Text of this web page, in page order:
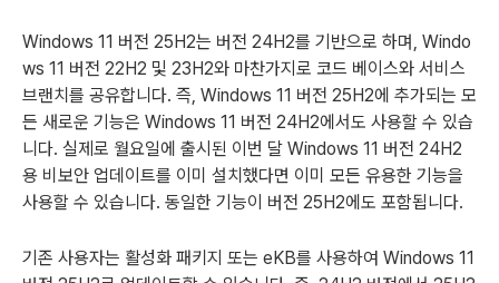
Windows 11 버전 25H2는 버전 24H2를 기반으로 하며, Windo
ws 11 버전 22H2 및 23H2와 마찬가지로 코드 베이스와 서비스
브랜치를 공유합니다. 즉, Windows 11 버전 25H2에 추가되는 모
든 새로운 기능은 Windows 11 버전 24H2에서도 사용할 수 있습
니다. 실제로 월요일에 출시된 이번 달 Windows 11 버전 24H2
용 비보안 업데이트를 이미 설치했다면 이미 모든 유용한 기능을
사용할 수 있습니다. 동일한 기능이 버전 25H2에도 포함됩니다.
기존 사용자는 활성화 패키지 또는 eKB를 사용하여 Windows 11